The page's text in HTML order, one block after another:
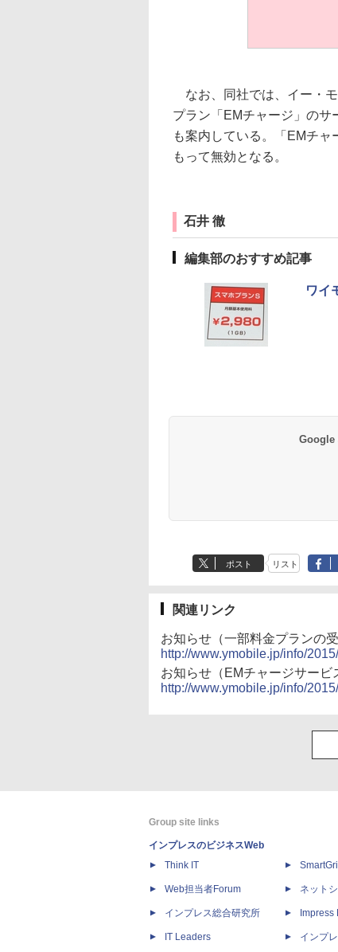
なお、同社では、イー・
プラン「EMチャージ」のサ
も案内している。「EMチ
もって無効となる。
石井 徹
編集部のおすすめ記事
ワイ
Google
ポスト リスト
関連リンク
お知らせ（一部料金プランの受
http://www.ymobile.jp/info/
お知らせ（EMチャージサービ
http://www.ymobile.jp/info/
Group site links
インプレスのビジネスWeb
Think IT
Web担当者Forum
インプレス総合研究所
IT Leaders
ネット
インプ